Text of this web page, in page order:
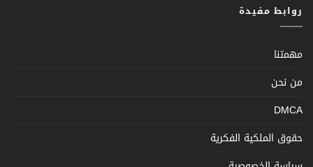
روابط مفيدة
مهمتنا
من نحن
DMCA
حقوق الملكية الفكرية